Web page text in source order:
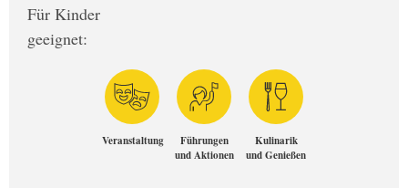
Für Kinder
geeignet:
Veranstaltung
Führungen
und Aktionen
Kulinarik
und Genießen